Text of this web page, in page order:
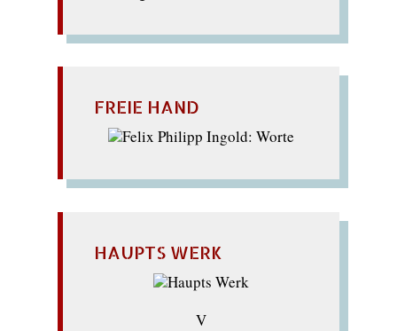
FREIE HAND
HAUPTS WERK
V